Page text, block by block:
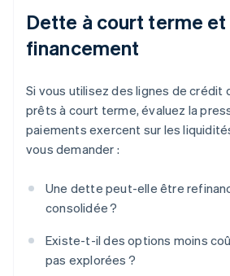
Dette à court terme
financement
Si vous utilisez des lignes de crédit
prêts à court terme, évaluez la
paiements exercent sur les
vous demander :
Une dette peut-elle être
consolidée ?
Existe-t-il des options moins
pas explorées ?